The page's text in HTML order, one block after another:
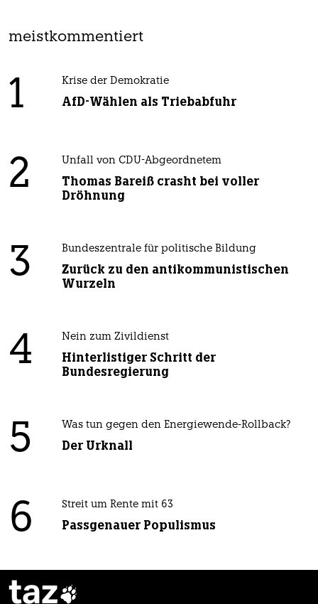
meistkommentiert
1 Krise der Demokratie
AfD-Wählen als Triebabfuhr
2 Unfall von CDU-Abgeordnetem
Thomas Bareiß crasht bei voller
Dröhnung
3 Bundeszentrale für politische Bildung
Zurück zu den antikommunistischen
Wurzeln
4 Nein zum Zivildienst
Hinterlistiger Schritt der
Bundesregierung
5 Was tun gegen den Energiewende-Rollback?
Der Urknall
6 Streit um Rente mit 63
Passgenauer Populismus
taz